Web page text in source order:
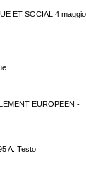
ET SOCIAL 4 maggio
EUROPEEN -
A. Testo